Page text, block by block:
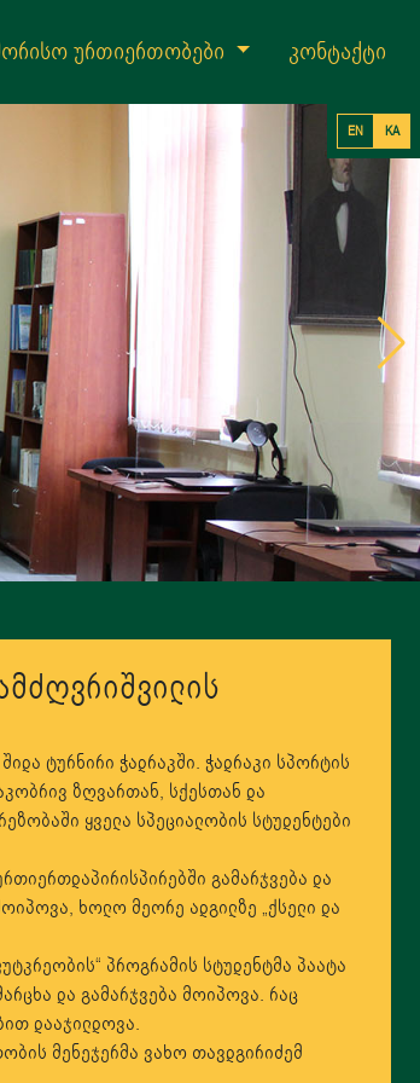
EN KA
ურთიერთობები კონტაქტი
ტურნირი ჭადრაკში. ჭადრაკი სპორტის
ზღვართან, სქესთან და
ყველა სპეციალობის სტუდენტები
გამარჯვება და
ხოლო მეორე ადგილზე „ქსელი და
პროგრამის სტუდენტმა პაატა
და გამარჯვება მოიპოვა. რაც
დააჯილდოვა.
მენეჯერმა ვახო თავდგირიძემ